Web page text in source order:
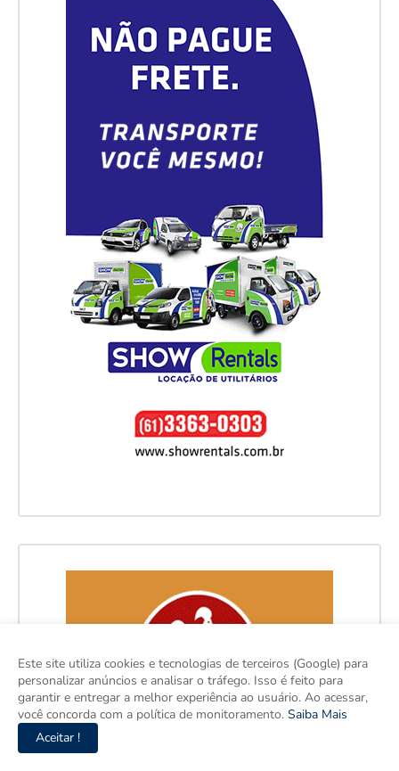
Este site utiliza cookies e tecnologias de terceiros (Google) para
personalizar anúncios e analisar o tráfego. Isso é feito para
garantir e entregar a melhor experiência ao usuário. Ao acessar,
você concorda com a política de monitoramento. Saiba Mais
Aceitar !